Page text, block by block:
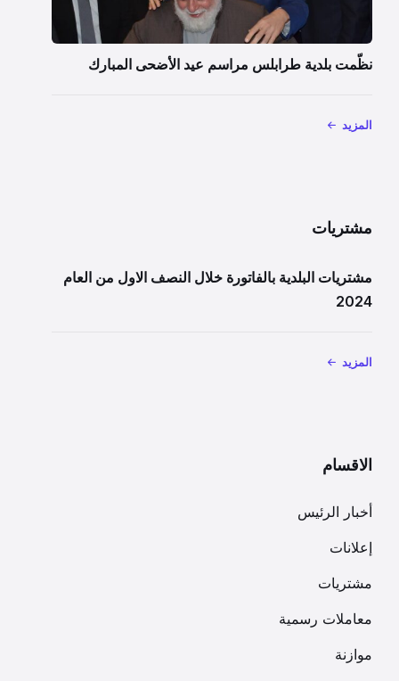
نظّمت بلدية طرابلس مراسم عيد الأضحى المبارك
المزيد
مشتريات
مشتريات البلدية بالفاتورة خلال النصف الاول من العام
2024
المزيد
الاقسام
أخبار الرئيس
إعلانات
مشتريات
معاملات رسمية
موازنة